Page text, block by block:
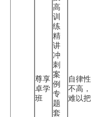
尊享
卓学
班
高
训
练
精
讲
冲
刺
案
例
专
题
套
自律
不高，
难以